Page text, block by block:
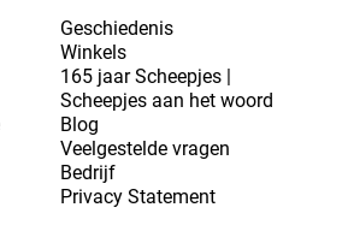
Geschiedenis
Winkels
165 jaar Scheepjes |
Scheepjes aan het woord
Blog
Veelgestelde vragen
Bedrijf
Privacy Statement